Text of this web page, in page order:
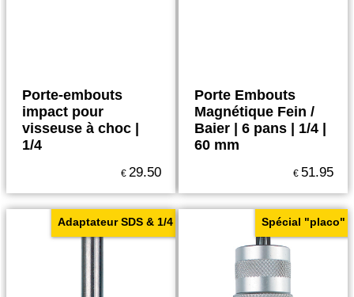
Porte-embouts
impact pour
visseuse à choc |
1/4
€ 29.50
Porte Embouts
Magnétique Fein /
Baier | 6 pans | 1/4 |
60 mm
€ 51.95
Adaptateur SDS & 1/4 Spécial "placo"